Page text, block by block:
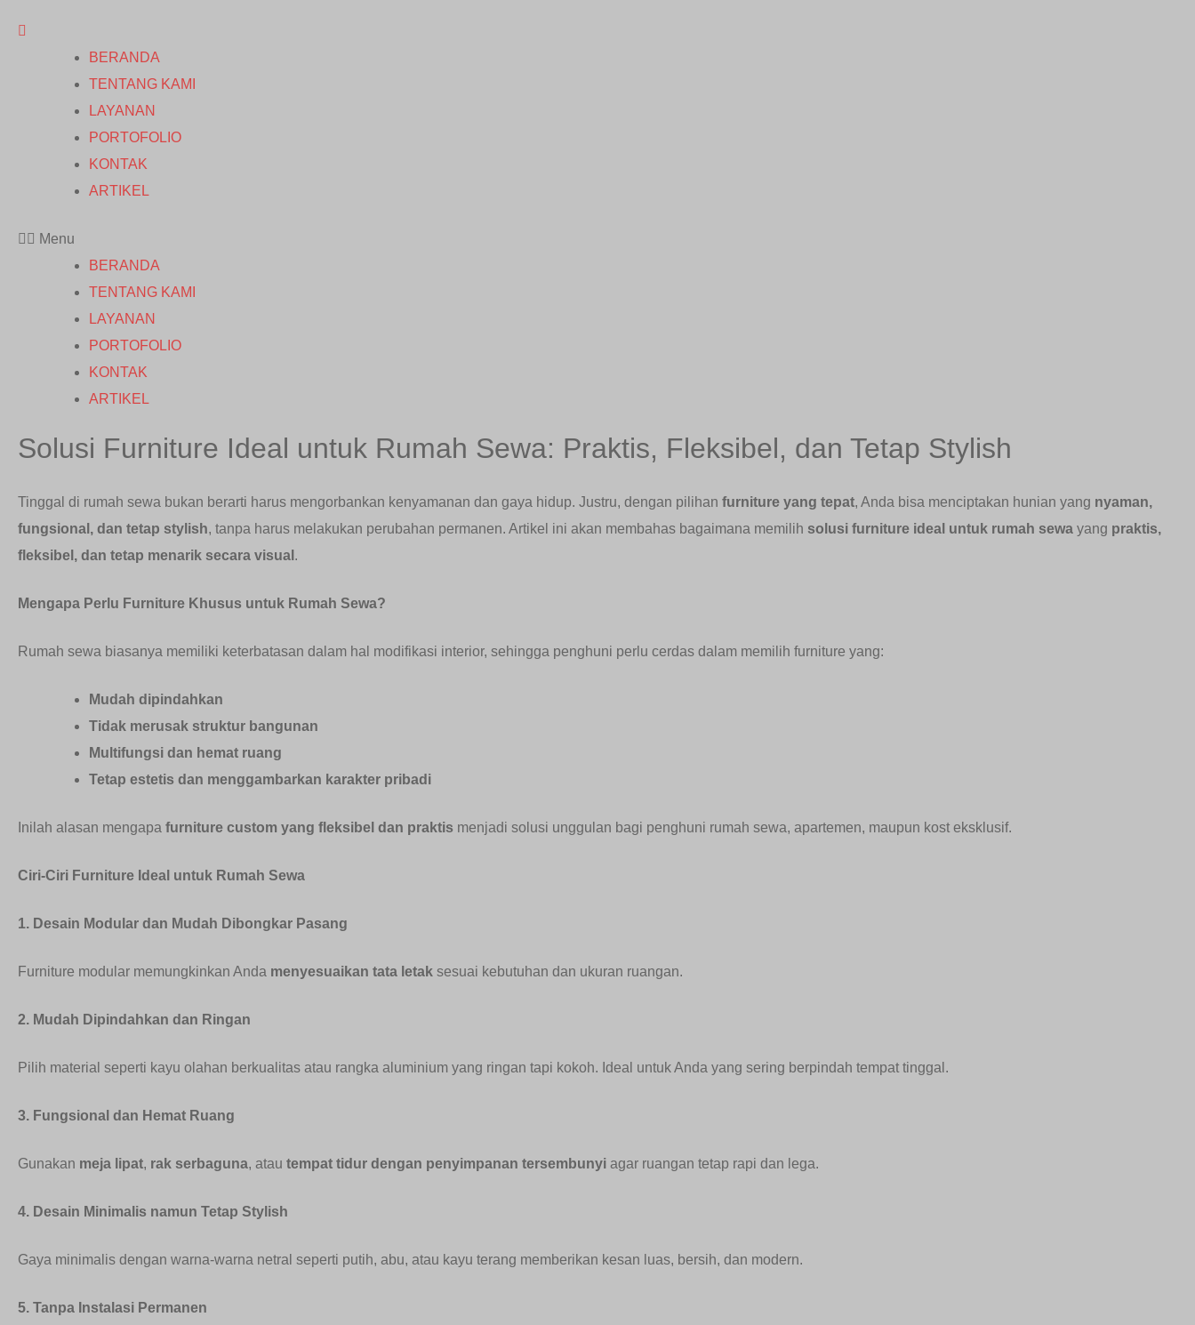
BERANDA
TENTANG KAMI
LAYANAN
PORTOFOLIO
KONTAK
ARTIKEL
Menu
BERANDA
TENTANG KAMI
LAYANAN
PORTOFOLIO
KONTAK
ARTIKEL
Solusi Furniture Ideal untuk Rumah Sewa: Praktis, Fleksibel, dan Tetap Stylish
Tinggal di rumah sewa bukan berarti harus mengorbankan kenyamanan dan gaya hidup. Justru, dengan pilihan furniture yang tepat, Anda bisa menciptakan hunian yang nyaman,
fungsional, dan tetap stylish, tanpa harus melakukan perubahan permanen. Artikel ini akan membahas bagaimana memilih solusi furniture ideal untuk rumah sewa yang praktis,
fleksibel, dan tetap menarik secara visual .
Mengapa Perlu Furniture Khusus untuk Rumah Sewa?
Rumah sewa biasanya memiliki keterbatasan dalam hal modifikasi interior, sehingga penghuni perlu cerdas dalam memilih furniture yang:
Mudah dipindahkan
Tidak merusak struktur bangunan
Multifungsi dan hemat ruang
Tetap estetis dan menggambarkan karakter pribadi
Inilah alasan mengapa furniture custom yang fleksibel dan praktis menjadi solusi unggulan bagi penghuni rumah sewa, apartemen, maupun kost eksklusif.
Ciri-Ciri Furniture Ideal untuk Rumah Sewa
1. Desain Modular dan Mudah Dibongkar Pasang
Furniture modular memungkinkan Anda menyesuaikan tata letak sesuai kebutuhan dan ukuran ruangan.
2. Mudah Dipindahkan dan Ringan
Pilih material seperti kayu olahan berkualitas atau rangka aluminium yang ringan tapi kokoh. Ideal untuk Anda yang sering berpindah tempat tinggal.
3. Fungsional dan Hemat Ruang
Gunakan meja lipat, rak serbaguna, atau tempat tidur dengan penyimpanan tersembunyi agar ruangan tetap rapi dan lega.
4. Desain Minimalis namun Tetap Stylish
Gaya minimalis dengan warna-warna netral seperti putih, abu, atau kayu terang memberikan kesan luas, bersih, dan modern.
5. Tanpa Instalasi Permanen